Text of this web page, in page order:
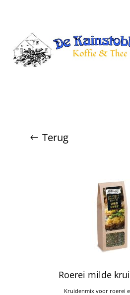
Terug
Roerei milde
Kruidenmix voor roerei